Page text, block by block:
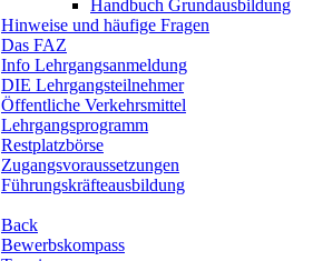
Handbuch Grundausbildung
Hinweise und häufige Fragen
Das FAZ
Info Lehrgangsanmeldung
DIE Lehrgangsteilnehmer
Öffentliche Verkehrsmittel
Lehrgangsprogramm
Restplatzbörse
Zugangsvoraussetzungen
Führungskräfteausbildung
Back
Bewerbskompass